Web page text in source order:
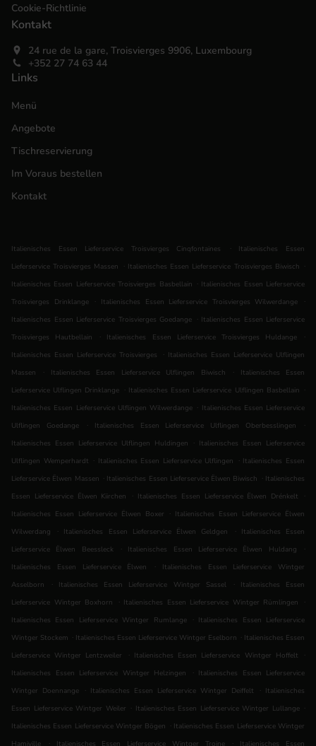
Cookie-Richtlinie
Kontakt
24 rue de la gare, Troisvierges 9906, Luxembourg
+352 27 74 63 44
Links
Menü
Angebote
Tischreservierung
Im Voraus bestellen
Kontakt
Italienisches Essen Lieferservice Troisvierges Cinqfontaines .
Italienisches Essen
Lieferservice Troisvierges Massen
. Italienisches Essen Lieferservice Troisvierges Biwisch .
Italienisches Essen Lieferservice Troisvierges Basbellain . Italienisches Essen Lieferservice
Troisvierges Drinklange
. Italienisches Essen Lieferservice Troisvierges Wilwerdange
.
Italienisches Essen Lieferservice Troisvierges Goedange . Italienisches Essen Lieferservice
Troisvierges Hautbellain
. Italienisches Essen Lieferservice Troisvierges Huldange
.
Italienisches Essen Lieferservice Troisvierges
. Italienisches Essen Lieferservice Ulflingen
Massen
. Italienisches Essen Lieferservice Ulflingen Biwisch .
Italienisches Essen
Lieferservice Ulflingen Drinklange . Italienisches Essen Lieferservice Ulflingen Basbellain .
Italienisches Essen Lieferservice Ulflingen Wilwerdange . Italienisches Essen Lieferservice
Ulflingen Goedange
. Italienisches Essen Lieferservice Ulflingen Oberbesslingen
.
Italienisches Essen Lieferservice Ulflingen Huldingen
. Italienisches Essen Lieferservice
Ulflingen Wemperhardt . Italienisches Essen Lieferservice Ulflingen . Italienisches Essen
Lieferservice Ëlwen Massen . Italienisches Essen Lieferservice Ëlwen Biwisch . Italienisches
Essen Lieferservice Ëlwen Kiirchen
. Italienisches Essen Lieferservice Ëlwen Drénkelt
.
Italienisches Essen Lieferservice Ëlwen Boxer
. Italienisches Essen Lieferservice Ëlwen
Wilwerdang
. Italienisches Essen Lieferservice Ëlwen Geldgen .
Italienisches Essen
Lieferservice Ëlwen Beessleck
. Italienisches Essen Lieferservice Ëlwen Huldang
.
Italienisches Essen Lieferservice Ëlwen
.
Italienisches Essen Lieferservice Wintger
Asselborn
. Italienisches Essen Lieferservice Wintger Sassel .
Italienisches Essen
Lieferservice Wintger Boxhorn
. Italienisches Essen Lieferservice Wintger Rümlingen
.
Italienisches Essen Lieferservice Wintger Rumlange
. Italienisches Essen Lieferservice
Wintger Stockem . Italienisches Essen Lieferservice Wintger Eselborn . Italienisches Essen
Lieferservice Wintger Lentzweiler
. Italienisches Essen Lieferservice Wintger Hoffelt
.
Italienisches Essen Lieferservice Wintger Helzingen
. Italienisches Essen Lieferservice
Wintger Doennange
. Italienisches Essen Lieferservice Wintger Deiffelt . Italienisches
Essen Lieferservice Wintger Weiler . Italienisches Essen Lieferservice Wintger Lullange .
Italienisches Essen Lieferservice Wintger Bögen . Italienisches Essen Lieferservice Wintger
. .